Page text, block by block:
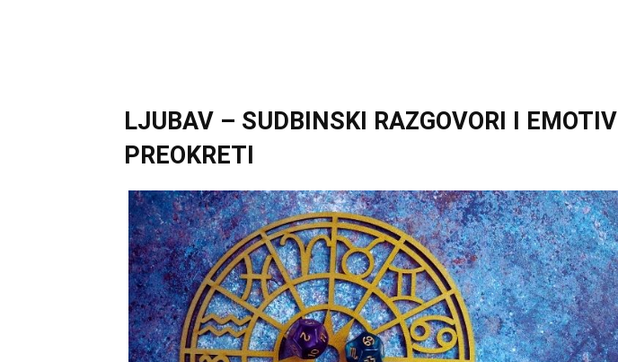
LJUBAV – SUDBINSKI RAZGOVORI I
PREOKRETI